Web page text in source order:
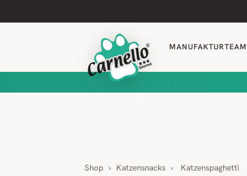
MANUFAKTURTEAM
Shop › Katzensnacks › Katzenspaghetti